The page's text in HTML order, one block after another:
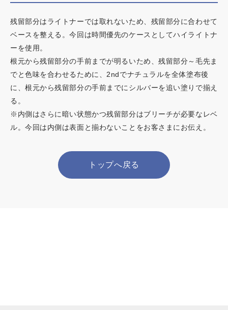
残留部分はライトナーでは取れないため、残留部分に合わせて
ベースを整える。今回は時間優先のケースとしてハイライトナ
ーを使用。
根元から残留部分の手前までが明るいため、残留部分～毛先ま
でと色味を合わせるために、2ndでナチュラルを全体塗布後
に、根元から残留部分の手前までにシルバーを追い塗りで揃え
る。
※内側はさらに暗い状態かつ残留部分はブリーチが必要なレベ
ル。今回は内側は表面と揃わないことをお客さまにお伝え。
トップへ戻る